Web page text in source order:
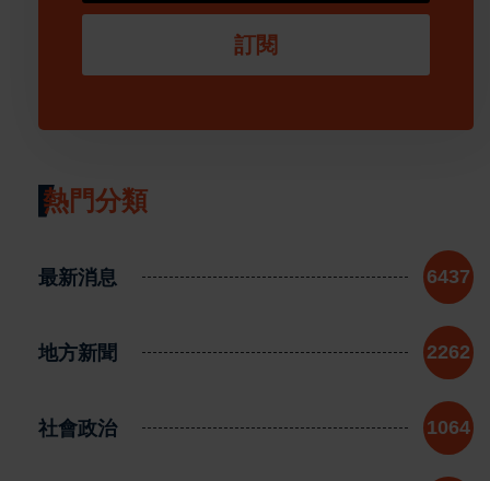
訂閱
熱門分類
最新消息 6437
地方新聞 2262
社會政治 1064